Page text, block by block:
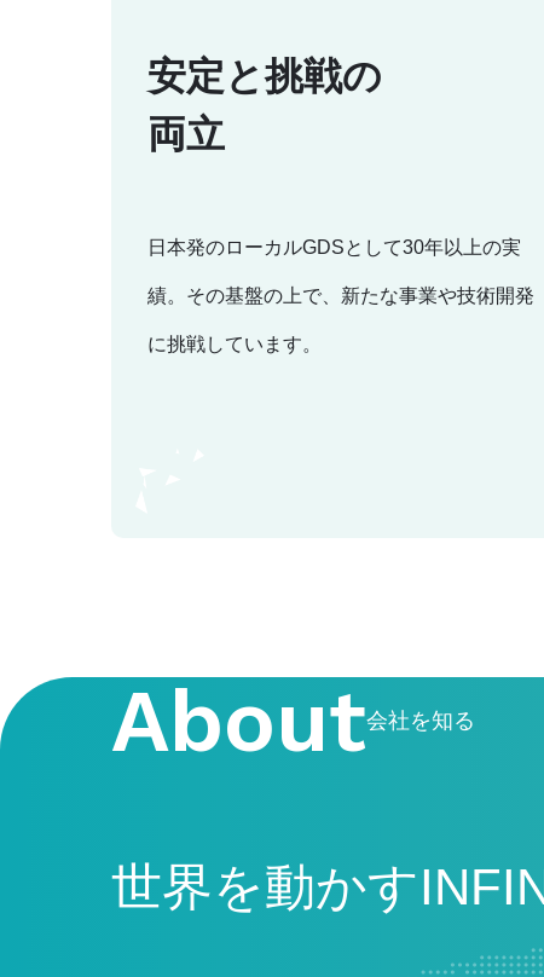
安定と挑戦の
両立
日本発のローカルGDSとして30年以上の実
績。その基盤の上で、新たな事業や技術開発
に挑戦しています。
About会社を知る
世界を動かす